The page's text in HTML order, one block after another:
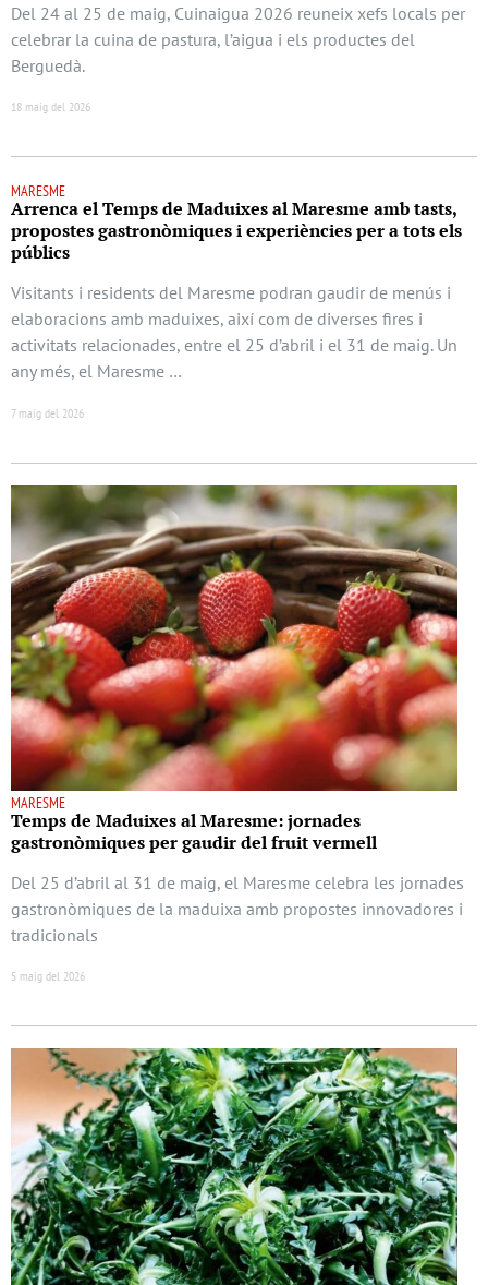
Del 24 al 25 de maig, Cuinaigua 2026 reuneix xefs locals per
celebrar la cuina de pastura, l’aigua i els productes del
Berguedà.
18 maig del 2026
MARESME
Arrenca el Temps de Maduixes al Maresme amb tasts,
propostes gastronòmiques i experiències per a tots els
públics
Visitants i residents del Maresme podran gaudir de menús i
elaboracions amb maduixes, així com de diverses fires i
activitats relacionades, entre el 25 d’abril i el 31 de maig. Un
any més, el Maresme …
7 maig del 2026
MARESME
Temps de Maduixes al Maresme: jornades
gastronòmiques per gaudir del fruit vermell
Del 25 d’abril al 31 de maig, el Maresme celebra les jornades
gastronòmiques de la maduixa amb propostes innovadores i
tradicionals
5 maig del 2026